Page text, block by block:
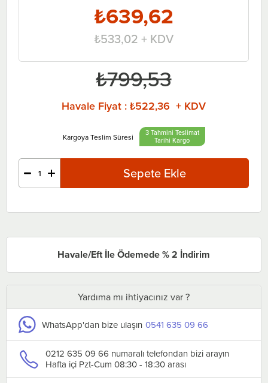
₺799,53
₺639,62
₺533,02 + KDV
Havale Fiyat : ₺522,36 + KDV
3 Tahmini Teslimat
Tarihi
Havale/Eft İle Ödemede % 2 İndirim
Yardıma mı ihtiyacınız var ?
WhatsApp'dan bize ulaşın 0541 635 09 66
0212 635 09 66 numaralı telefondan bizi arayın
Hafta içi Pzt-Cum 08:30 - 18:30 arası